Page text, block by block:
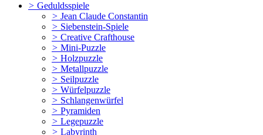
> Geduldsspiele
> Jean Claude Constantin
> Siebenstein-Spiele
> Creative Crafthouse
> Mini-Puzzle
> Holzpuzzle
> Metallpuzzle
> Seilpuzzle
> Würfelpuzzle
> Schlangenwürfel
> Pyramiden
> Legepuzzle
> Labyrinth